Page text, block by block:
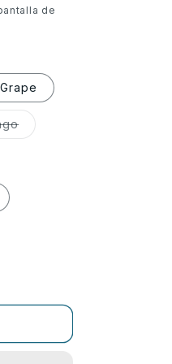
de
Grape
Variante
agotada